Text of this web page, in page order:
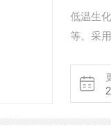
低温生
等。采